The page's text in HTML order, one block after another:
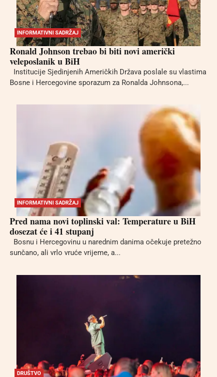
INFORMATIVNI SADRŽAJ
Ronald Johnson trebao bi biti novi američki
veleposlanik u BiH
Institucije Sjedinjenih Američkih Država poslale su vlastima
Bosne i Hercegovine sporazum za Ronalda Johnsona,...
INFORMATIVNI SADRŽAJ
Pred nama novi toplinski val: Temperature u BiH
dosezat će i 41 stupanj
Bosnu i Hercegovinu u narednim danima očekuje pretežno
sunčano, ali vrlo vruće vrijeme, a...
DRUŠTVO